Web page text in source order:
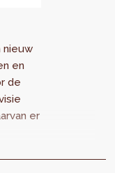
nieuw
en
de
er